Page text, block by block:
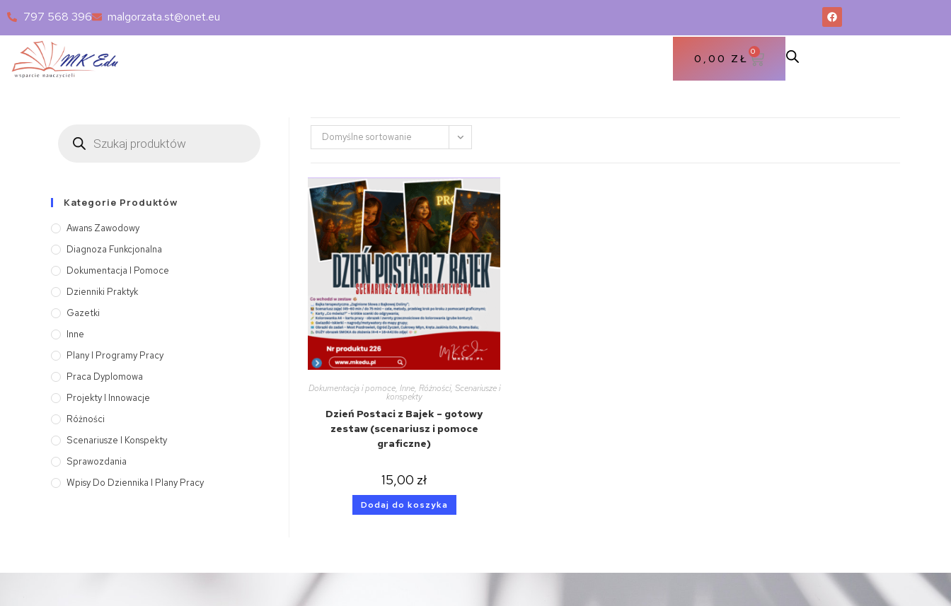
797 568 396 malgorzata.st@onet.eu
0,00 ZŁ
0
Domyślne sortowanie
Dokumentacja i pomoce, Inne, Różności, Scenariusze i
konspekty
Dzień Postaci z Bajek – gotowy
zestaw (scenariusz i pomoce
graficzne)
15,00 zł
Dodaj do koszyka
Kategorie Produktów
Awans Zawodowy
Diagnoza Funkcjonalna
Dokumentacja I Pomoce
Dzienniki Praktyk
Gazetki
Inne
Plany I Programy Pracy
Praca Dyplomowa
Projekty I Innowacje
Różności
Scenariusze I Konspekty
Sprawozdania
Wpisy Do Dziennika I Plany Pracy